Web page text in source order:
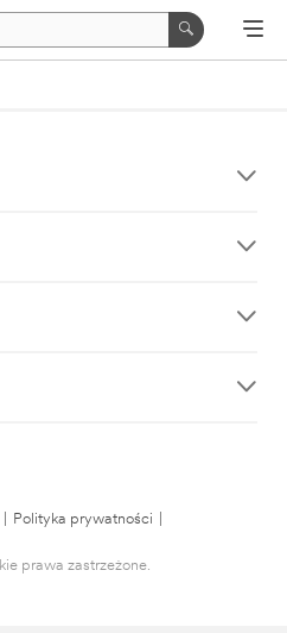
Polityka prywatności
prawa zastrzeżone.